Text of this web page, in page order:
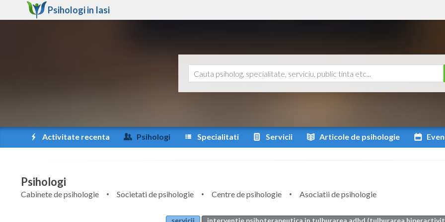
Psihologi in Iasi
Activitate recenta Psihologi Specialitati Servicii Articole de psihologie
Psihologi
Cabinete de psihologie Societati de psihologie Centre de psihologie
Asociatii de psihologie
servicii
interventie psihoterapeutica in tulburarea adhd (tulburarea